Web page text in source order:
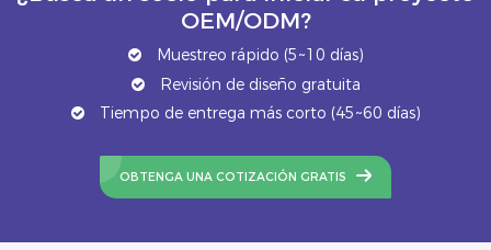
OEM/ODM?
Muestreo rápido (5~10 días)
Revisión de diseño gratuita
Tiempo de entrega más corto (45~60 días)
OBTENGA UNA COTIZACIÓN GRATIS